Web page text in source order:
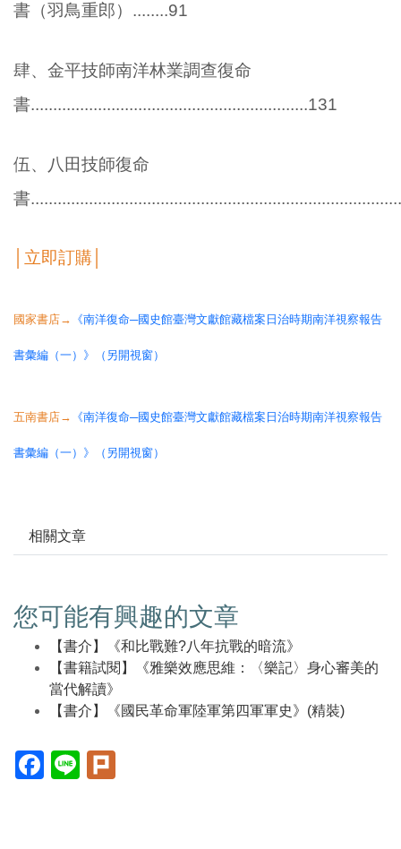
書（羽鳥重郎）........91
肆、金平技師南洋林業調查復命
書..............................................................131
伍、八田技師復命
書
│立即訂購│
國家書店→ 《南洋復命─國史館臺灣文獻館藏檔案日治時期南洋視察報告
書彙編（一）》（另開視窗）
五南書店→ 《南洋復命─國史館臺灣文獻館藏檔案日治時期南洋視察報告
書彙編（一）》（另開視窗）
相關文章
您可能有興趣的文章
【書介】《和比戰難?八年抗戰的暗流》
【書籍試閱】《雅樂效應思維：〈樂記〉身心審美的
當代解讀》
【書介】《國民革命軍陸軍第四軍軍史》(精裝)
Facebook(另
開
Line(另
開